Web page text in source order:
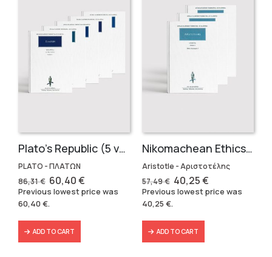
Plato’s Republic (5 volumes)
PLATO - ΠΛΑΤΩΝ
86,31€ Original
price
was:
86,31 €.
60,40€Current
price
is:
Previous lowest price was
60,40€.
ADD TO CART
Nikomachean Ethics (3 volumes)
Aristotle - Αριστοτέλης
57,49€ Original
price
was:
57,49 €.
40,25€Current
price
is:
Previous lowest price was
40,25 €.
ADD TO CART